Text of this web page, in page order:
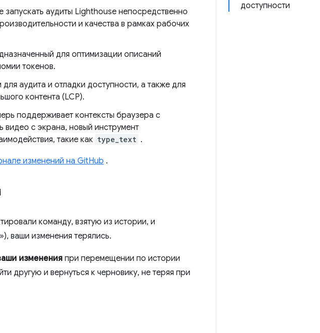
доступности
запускать аудиты Lighthouse непосредственно
и качества в рамках рабочих
для оптимизации описаний
токенов.
аудита и отладки доступности, а также для
контента (LCP).
поддерживает контексты браузера с
с экрана, новый инструмент
такие как type_text .
изменений на GitHub .
команду, взятую из истории, и
ваши изменения терялись.
изменения при перемещении по истории
другую и вернуться к черновику, не теряя при